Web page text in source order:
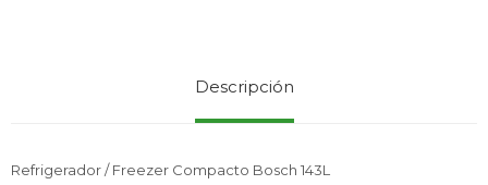
Descripción
Refrigerador / Freezer Compacto Bosch 143L